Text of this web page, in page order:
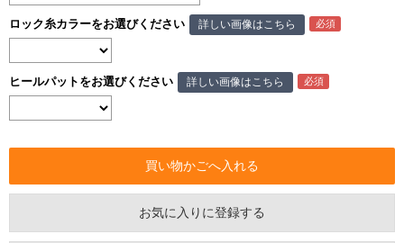
ロック糸カラーをお選びください 詳しい画像はこちら
ヒールパットをお選びください 詳しい画像はこちら
お気に入りに登録する